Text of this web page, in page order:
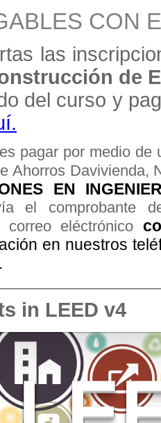
CON
las
de
del curso y
pagar por medio
Ahorros Davivienda,
EN
el comprobante
correo eléctrónico
en nuestros
in LEED v4